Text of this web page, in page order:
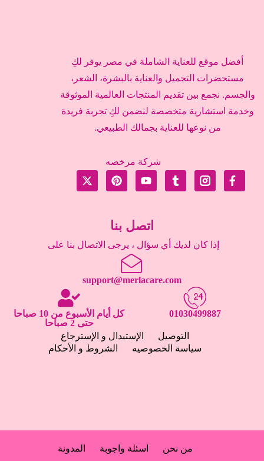
أفضل موقع للعناية الشاملة في مصر يوفر لكِ
مستحضرات التجميل والعناية بالبشرة، الشعر،
والجسم. نجمع بين تقديم المنتجات العالمية الموثوقة
وخدمة استشارية متخصصة لنضمن لكِ تجربة فريدة
من نوعها للعناية بجمالك الطبيعي.
شركة مرخصه
اتصل بنا
إذا كان لديك أي سؤال ، يرجى الاتصال بنا على
support@merlacare.com
01030499887
كل أيام الأسبوع من 10 صباحا
حتى 2 صباحا
التوصيل
الإستبدال و الإسترجاع
سياسة الخصوصيه
الشروط و الأحكام
من نحن اسئلة واجوبة المدونة